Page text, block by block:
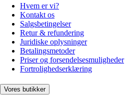
Hvem er vi?
Kontakt os
Salgsbetingelser
Retur & refundering
Juridiske oplysninger
Betalingsmetoder
Priser og forsendelsesmuligheder
Fortrolighedserklæring
Vores butikker